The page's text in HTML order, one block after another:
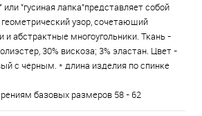
или "гусиная лапка"представляет собой
узор, сочетающий
абстрактные многоугольники. Ткань -
30% вискоза; 3% эластан. Цвет -
с черным. * длина изделия по спинке
базовых размеров 58 - 62